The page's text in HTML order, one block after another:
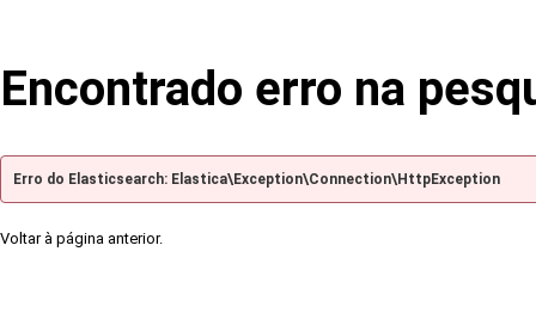
Encontrado erro na
Erro do Elasticsearch: Elastica\Exception\Connection\HttpException
Voltar à página anterior.